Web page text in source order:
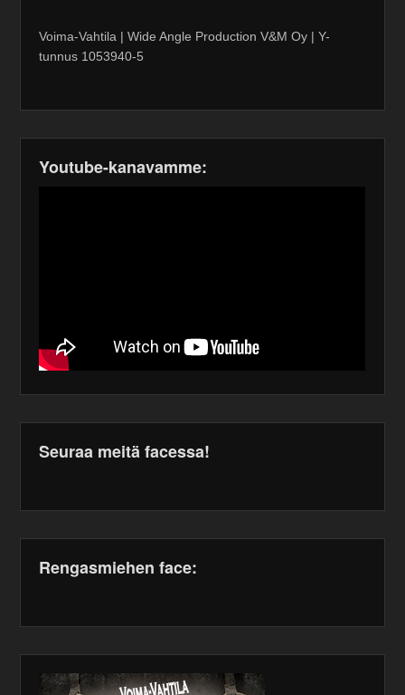
Voima-Vahtila | Wide Angle Production V&M Oy | Y-
tunnus 1053940-5
Youtube-kanavamme:
Seuraa meitä facessa!
Rengasmiehen face: